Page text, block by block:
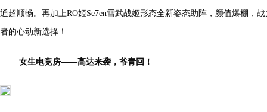
通超顺畅。再加上RO姬Se7en雪武战姬形态全新姿态助阵，颜值爆棚，
者的心动新选择！
女生电竞房——高达来袭，爷青回！